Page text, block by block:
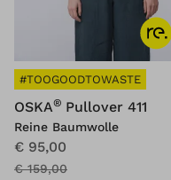
#TOOGOODTOWASTE
OSKA® Pullover 411
Reine Baumwolle
€ 95,00
€ 159,00